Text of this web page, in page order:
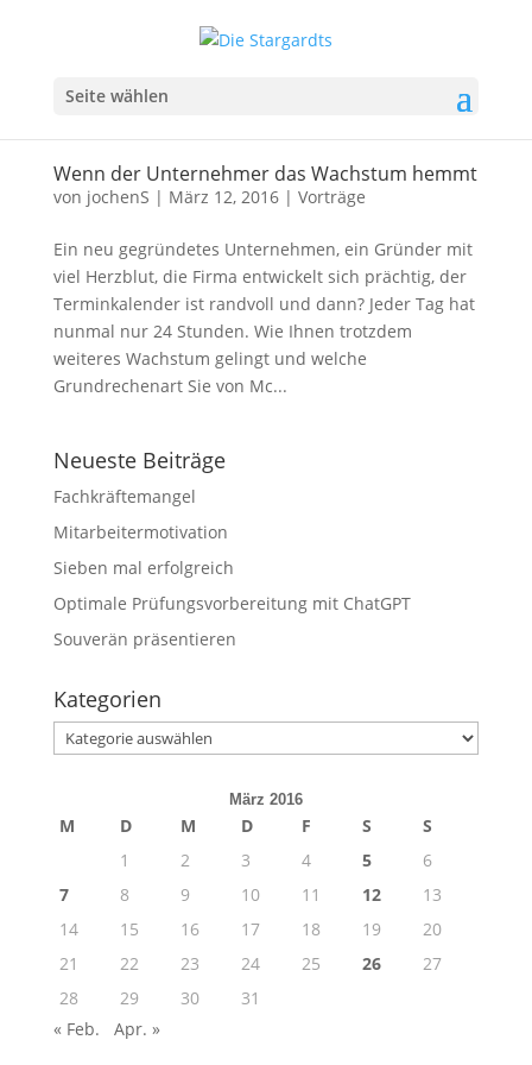
Seite wählen
Wenn der Unternehmer das Wachstum hemmt
von jochenS | März 12, 2016| Vorträge
Ein neu gegründetes Unternehmen, ein Gründer mit
viel Herzblut, die Firma entwickelt sich prächtig, der
Terminkalender ist randvoll und dann? Jeder Tag hat
nunmal nur 24 Stunden. Wie Ihnen trotzdem
weiteres Wachstum gelingt und welche
Grundrechenart Sie von Mc...
Neueste Beiträge
Fachkräftemangel
Mitarbeitermotivation
Sieben mal erfolgreich
Optimale Prüfungsvorbereitung mit ChatGPT
Souverän präsentieren
Kategorien
Kategorien
März 2016
M D M D F S
S
1
2 3 4 5
6
7
8 9 10 11 12
13
14
15 16 17 18 19
20
21
22 23 24 25 26
27
28
29 30
31
« Feb.
Apr. »